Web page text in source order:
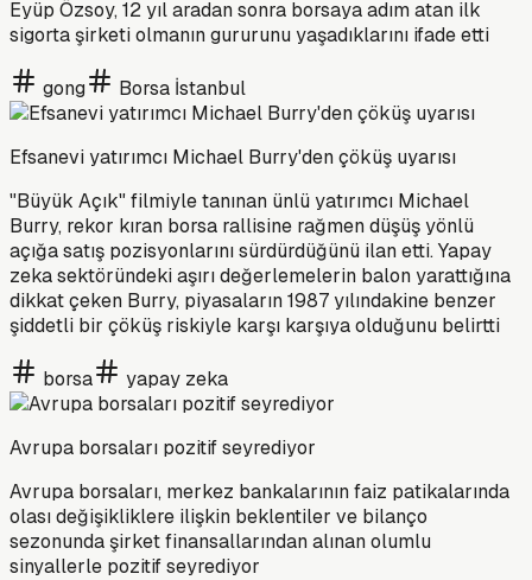
Eyüp Özsoy, 12 yıl aradan sonra borsaya adım atan ilk
sigorta şirketi olmanın gururunu yaşadıklarını ifade etti
gong Borsa İstanbul
Efsanevi yatırımcı Michael Burry'den çöküş uyarısı
"Büyük Açık" filmiyle tanınan ünlü yatırımcı Michael
Burry, rekor kıran borsa rallisine rağmen düşüş yönlü
açığa satış pozisyonlarını sürdürdüğünü ilan etti. Yapay
zeka sektöründeki aşırı değerlemelerin balon yarattığına
dikkat çeken Burry, piyasaların 1987 yılındakine benzer
şiddetli bir çöküş riskiyle karşı karşıya olduğunu belirtti
borsa yapay zeka
Avrupa borsaları pozitif seyrediyor
Avrupa borsaları, merkez bankalarının faiz patikalarında
olası değişikliklere ilişkin beklentiler ve bilanço
sezonunda şirket finansallarından alınan olumlu
sinyallerle pozitif seyrediyor